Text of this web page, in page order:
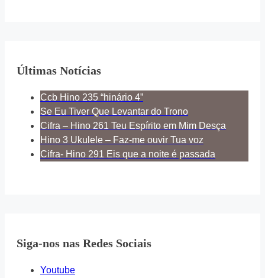
Últimas Notícias
Ccb Hino 235 “hinário 4”
Se Eu Tiver Que Levantar do Trono
Cifra – Hino 261 Teu Espírito em Mim Desça
Hino 3 Ukulele – Faz-me ouvir Tua voz
Cifra- Hino 291 Eis que a noite é passada
Siga-nos nas Redes Sociais
Youtube